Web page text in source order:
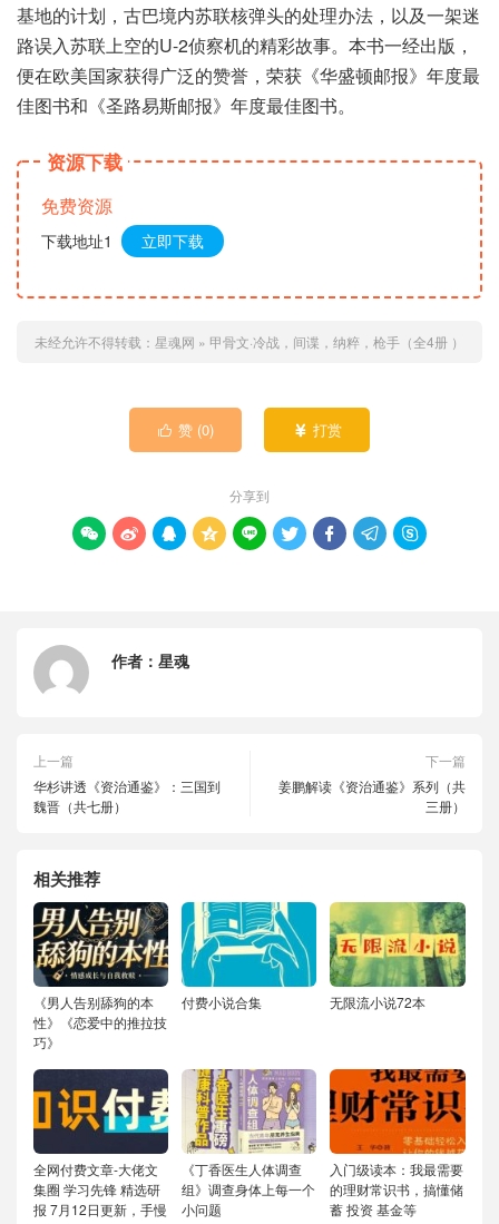
基地的计划，古巴境内苏联核弹头的处理办法，以及一架迷
路误入苏联上空的U-2侦察机的精彩故事。本书一经出版，
便在欧美国家获得广泛的赞誉，荣获《华盛顿邮报》年度最
佳图书和《圣路易斯邮报》年度最佳图书。
资源下载
免费资源
下载地址1 立即下载
未经允许不得转载： 星魂网 » 甲骨文·冷战，间谍，纳粹，枪手（全4册 ）
 赞 (0)  打赏
分享到
        
作者： 星魂
上一篇
华杉讲透《资治通鉴》：三国到
魏晋（共七册）
下一篇
姜鹏解读《资治通鉴》系列（共
三册）
相关推荐
《男人告别舔狗的本
性》《恋爱中的推拉技
巧》
付费小说合集 无限流小说72本
全网付费文章-大佬文
集圈 学习先锋 精选研
报 7月12日更新，手慢
《丁香医生人体调查
组》调查身体上每一个
小问题
入门级读本：我最需要
的理财常识书，搞懂储
蓄 投资 基金等